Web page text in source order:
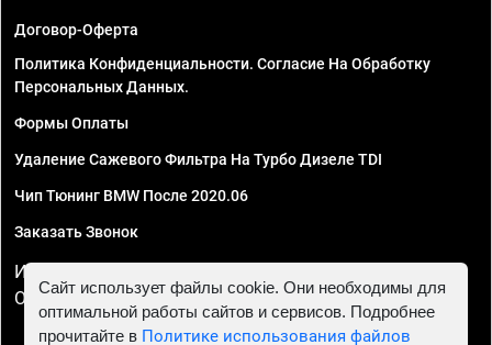
Договор-Оферта
Политика Конфиденциальности. Согласие На Обработку
Персональных Данных.
Формы Оплаты
Удаление Сажевого Фильтра На Турбо Дизеле TDI
Чип Тюнинг BMW После 2020.06
Заказать Звонок
ИП Смирнов Георгий Павлович. ИНН 781302555843,
ОГРНИП 324470400032610
Сайт использует файлы cookie. Они необходимы для
оптимальной работы сайтов и сервисов. Подробнее
прочитайте в Политике использования файлов